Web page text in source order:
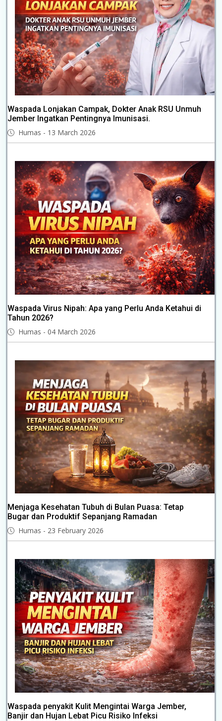
Waspada Lonjakan Campak, Dokter Anak RSU Unmuh
Jember Ingatkan Pentingnya Imunisasi.
Humas - 13 March 2026
Waspada Virus Nipah: Apa yang Perlu Anda Ketahui di
Tahun 2026?
Humas - 04 March 2026
Menjaga Kesehatan Tubuh di Bulan Puasa: Tetap
Bugar dan Produktif Sepanjang Ramadan
Humas - 23 February 2026
Waspada penyakit Kulit Mengintai Warga Jember,
Banjir dan Hujan Lebat Picu Risiko Infeksi